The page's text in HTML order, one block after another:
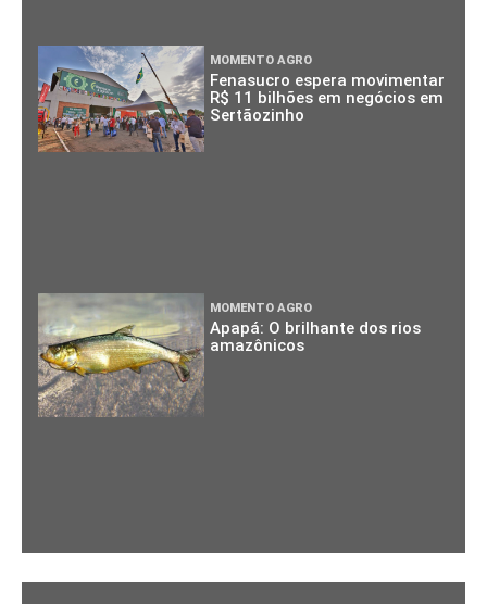
MOMENTO AGRO
Fenasucro espera movimentar
R$ 11 bilhões em negócios em
Sertãozinho
MOMENTO AGRO
Apapá: O brilhante dos rios
amazônicos